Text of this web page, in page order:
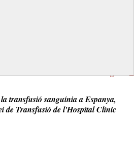
Tornar a la Biografia
transfusió sanguínia a Espanya,
de Transfusió de l'Hospital Clínic